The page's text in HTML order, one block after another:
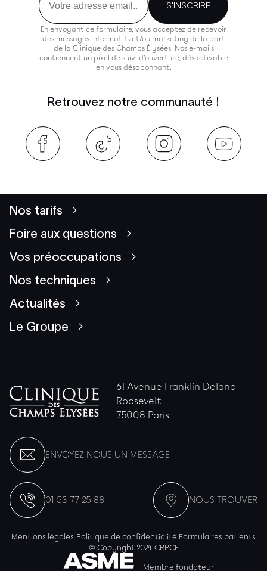
S'INSCRIRE
En envoyant ce formulaire, vous acceptez de recevoir
des messages informatifs et/ou marketing de la part
de la Clinique des Champs Élysées. Nos e-mails
contiennent un pixel de suivi d'ouverture, désactivable
en vous désabonnant.
Retrouvez notre communauté !
Nos tarifs
Foire aux questions
Vos préoccupations
Nos techniques
Actualités
Le Groupe
61 Avenue Franklin Delano
Roosevelt
75008 Paris
ENVOYEZ-NOUS UN MESSAGE
01 53 77 25 88 NOUS TROUVER
Mentions légales Politique de confidentialité Formulaires patients
© Copyright 2024 CRPCE
Membre fondateur